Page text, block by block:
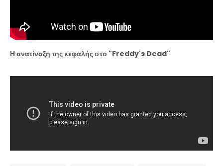
Η ανατίναξη της κεφαλής στο "Freddy's Dead"